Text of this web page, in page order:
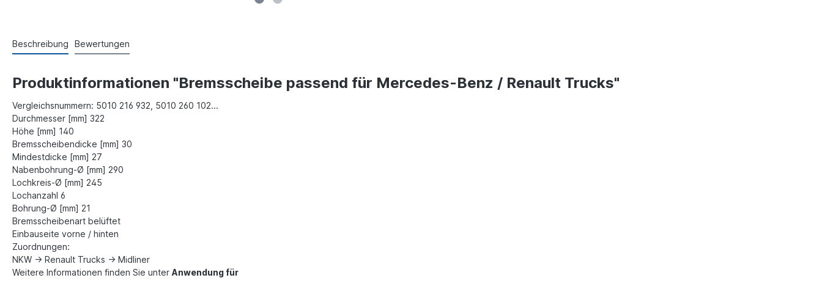
Beschreibung Bewertungen
Produktinformationen "Bremsscheibe passend für Mercedes-Benz / Renault Trucks"
Vergleichsnummern: 5010 216 932, 5010 260 102...
Durchmesser [mm] 322
Höhe [mm] 140
Bremsscheibendicke [mm] 30
Mindestdicke [mm] 27
Nabenbohrung-Ø [mm] 290
Lochkreis-Ø [mm] 245
Lochanzahl 6
Bohrung-Ø [mm] 21
Bremsscheibenart belüftet
Einbauseite vorne / hinten
Zuordnungen:
NKW -> Renault Trucks -> Midliner
Weitere Informationen finden Sie unter Anwendung für